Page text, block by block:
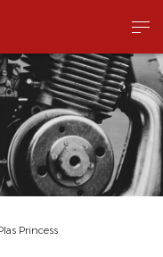
Princess